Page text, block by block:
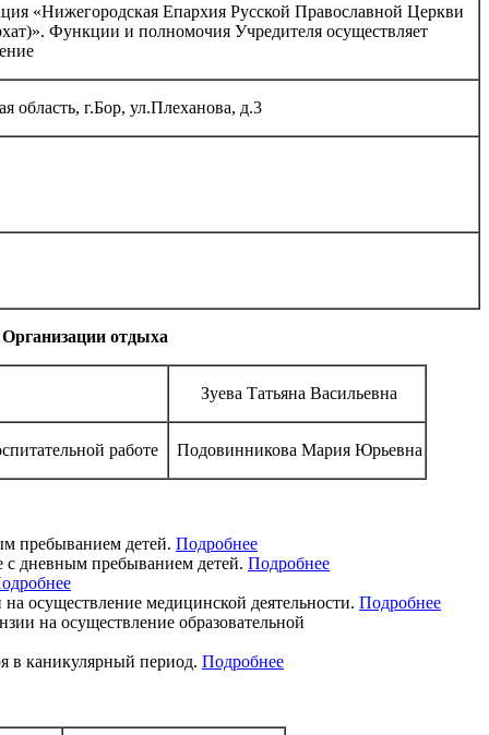
«Нижегородская Епархия Русской Православной Церкви
Функции и полномочия Учредителя осуществляет
область, г.Бор, ул.Плеханова, д.3
отдыха
Зуева Татьяна Васильевна
работе Подовинникова Мария Юрьевна
пребыванием детей. Подробнее
с дневным пребыванием детей. Подробнее
осуществление медицинской деятельности. Подробнее
на осуществление образовательной
в каникулярный период. Подробнее